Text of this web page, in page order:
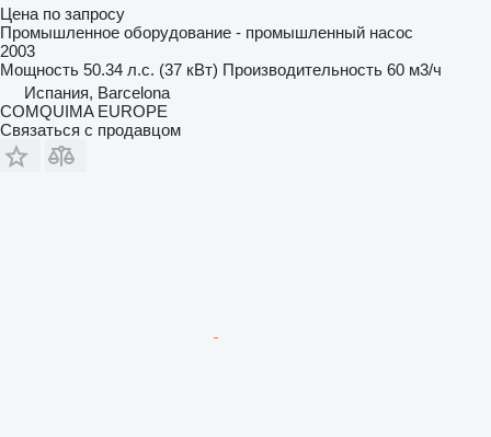
Цена по запросу
Промышленное оборудование - промышленный насос
2003
Мощность 50.34 л.с. (37 кВт) Производительность 60 м3/ч
Испания, Barcelona
COMQUIMA EUROPE
Связаться с продавцом